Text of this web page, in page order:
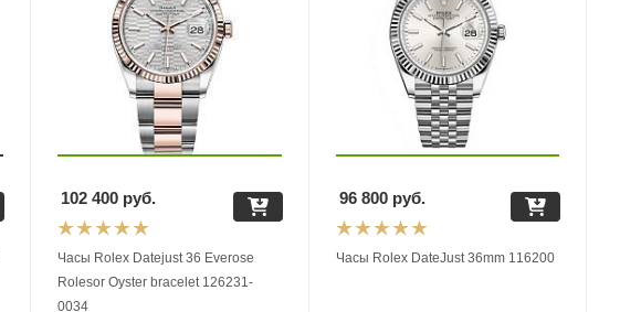
Часы Rolex Datejust 36 Everose
Rolesor Oyster bracelet 126231-
0034
102 400 руб.
Часы Rolex DateJust 36mm 116200
96 800руб.